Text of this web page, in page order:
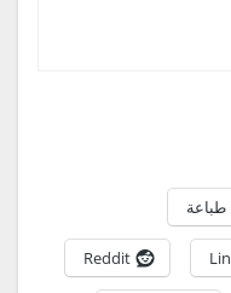
طباعة
Reddit